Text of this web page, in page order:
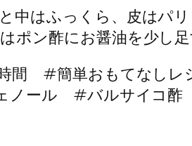
中はふっくら、皮はパ
ポン酢にお醤油を少し足
時間 #簡単おもて
ール #バルサイコ